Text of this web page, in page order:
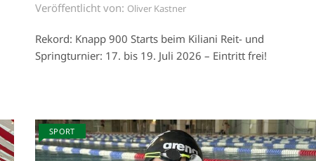
Veröffentlicht von: Oliver Kastner
Rekord: Knapp 900 Starts beim Kiliani Reit- und
Springturnier: 17. bis 19. Juli 2026 – Eintritt frei!
SPORT